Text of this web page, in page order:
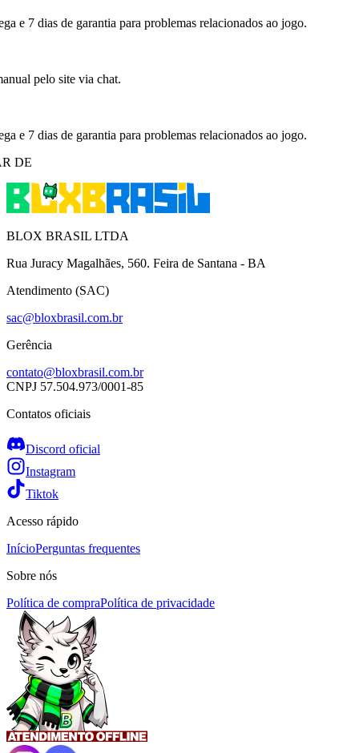
e 7 dias de garantia para problemas relacionados ao jogo.
pelo site via chat.
e 7 dias de garantia para problemas relacionados ao jogo.
DE
BLOX BRASIL LTDA
Rua Juracy Magalhães, 560. Feira de Santana - BA
Atendimento (SAC)
sac@bloxbrasil.com.br
Gerência
contato@bloxbrasil.com.br
CNPJ 57.504.973/0001-85
Contatos oficiais
Discord oficial
Instagram
Tiktok
Acesso rápido
InícioPerguntas frequentes
Sobre nós
Política de compraPolítica de privacidade